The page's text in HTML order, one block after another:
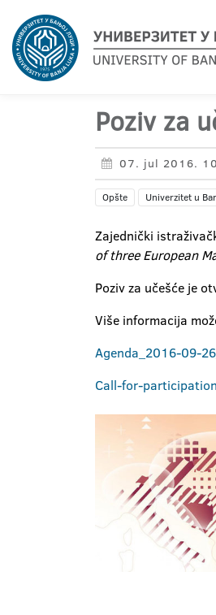
Poziv za
07. jul 2016.
Opšte Univerzitet u
Zajednički
of three European
Poziv za učešće je
Više informacija
Agenda_2016-09-
Call-for-